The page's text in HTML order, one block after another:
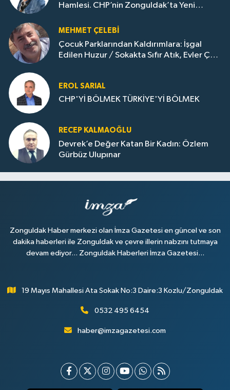
Hamlesi. CHP’nin Zonguldak’ta Yeni
MEHMET ÇELEBI
Çocuk Parklarından Kaldırımlara: İşgal
Edilen Huzur / Sokakta Sıfır Atık, Evler Çöp
EROL SARIAL
CHP'Yİ BÖLMEK TÜRKİYE'Yİ BÖLMEK
RECEP KALMAOĞLU
Devrek’e Değer Katan Bir Kadın: Özlem
Gürbüz Ulupınar
Zonguldak Haber merkezi olan İmza Gazetesi en güncel ve son
dakika haberleri ile Zonguldak ve çevre illerin nabzını tutmaya
devam ediyor... Zonguldak Haberleri İmza Gazetesi...
19 Mayıs Mahallesi Ata Sokak No:3 Daire:3 Kozlu/Zonguldak
0532 495 6454
haber@imzagazetesi.com